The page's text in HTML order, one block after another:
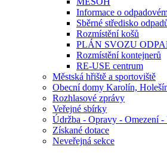
Informace o
Sběrné středisko
Rozmístění košů
PLÁN SVOZU
Rozmístění kontejnerů
RE-USE centrum
Městská hřiště a sportoviště
Obecní domy Karolín,
Rozhlasové zprávy
Veřejné sbírky
Údržba - Opravy - Omezení
Získané dotace
Neveřejná sekce